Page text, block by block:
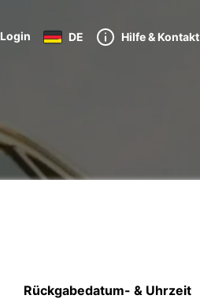
Login DE Hilfe & Kontakt
Rückgabedatum- & Uhrzeit